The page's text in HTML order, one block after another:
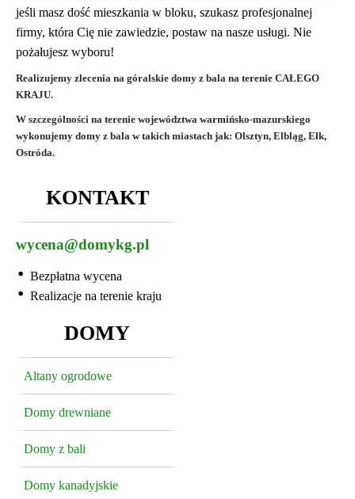
jeśli masz dość mieszkania w bloku, szukasz profesjonalnej
firmy, która Cię nie zawiedzie, postaw na nasze usługi. Nie
pożałujesz wyboru!
Realizujemy zlecenia na góralskie domy z bala na terenie CAŁEGO
KRAJU.
W szczególności na terenie województwa warmińsko-mazurskiego
wykonujemy domy z bala w takich miastach jak: Olsztyn, Elbląg, Ełk,
Ostróda.
AdmirorGallery 4.5.0, author/s Vasiljevski
KONTAKT
wycena@domykg.pl
Bezpłatna wycena
Realizacje na terenie kraju
DOMY
Altany ogrodowe
Domy drewniane
Domy z bali
Domy kanadyjskie